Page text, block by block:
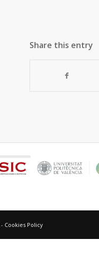
Share this entry
- Cookies Policy